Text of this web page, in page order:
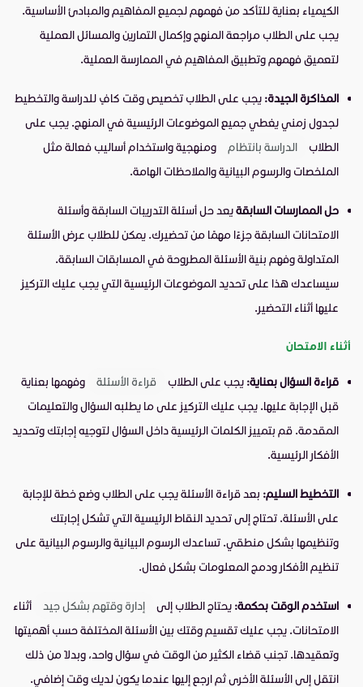
الكيمياء بعناية للتأكد من فهمهم لجميع المفاهيم والمبادئ الأساسية.
يجب على الطلاب مراجعة المنهج وإكمال التمارين والمسائل العملية
لتعميق فهمهم وتطبيق المفاهيم في الممارسة العملية.
المذاكرة الجيدة: يجب على الطلاب تخصيص وقت كافٍ للدراسة والتخطيط
لجدول زمني يغطي جميع الموضوعات الرئيسية في المنهج. يجب على
الطلاب
الدراسة بانتظام
ومنهجية واستخدام أساليب فعالة مثل
الملخصات والرسوم البيانية والملاحظات الهامة.
حل الممارسات السابقةيعد حل أسئلة التدريبات السابقة وأسئلة
الامتحانات السابقة جزءًا مهمًا من تحضيرك. يمكن للطلاب عرض الأسئلة
المتداولة وفهم بنية الأسئلة المطروحة في المسابقات السابقة.
سيساعدك هذا على تحديد الموضوعات الرئيسية التي يجب عليك التركيز
عليها أثناء التحضير.
أثناء الامتحان
قراءة السؤال بعناية: يجب على الطلاب قراءة الأسئلة
وفهمها بعناية
قبل الإجابة عليها. يجب عليك التركيز على ما يطلبه السؤال والتعليمات
المقدمة. قم بتمييز الكلمات الرئيسية داخل السؤال لتوجيه إجابتك وتحديد
الأفكار الرئيسية.
التخطيط السليم: بعد قراءة الأسئلة يجب على الطلاب وضع خطة للإجابة
على الأسئلة. تحتاج إلى تحديد النقاط الرئيسية التي تشكل إجابتك
وتنظيمها بشكل منطقي. تساعدك الرسوم البيانية والرسوم البيانية على
تنظيم الأفكار ودمج المعلومات بشكل فعال.
استخدم الوقت بحكمة: يحتاج الطلاب إلى إدارة وقتهم بشكل جيد
أثناء
الامتحانات. يجب عليك تقسيم وقتك بين الأسئلة المختلفة حسب أهميتها
وتعقيدها. تجنب قضاء الكثير من الوقت في سؤال واحد، وبدلاً من ذلك
انتقل إلى الأسئلة الأخرى ثم ارجع إليها عندما يكون لديك وقت إضافي.